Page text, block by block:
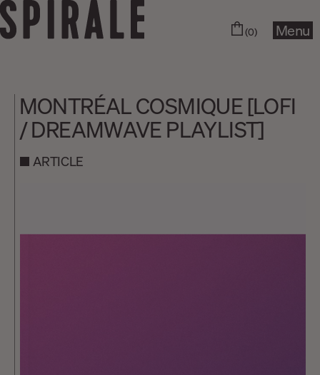
(0) Menu
MONTRÉAL COSMIQUE [LOFI
/ DREAMWAVE PLAYLIST]
ARTICLE